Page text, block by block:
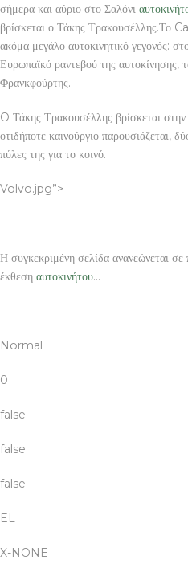
σήμερα και αύριο στο Σαλόνι
βρίσκεται ο Τάκης Τρακουσέλλης.Το
ακόμα μεγάλο αυτοκινητικό γεγονός:
Ευρωπαϊκό ραντεβού της αυτοκίνησης,
Φρανκφούρτης.
O Τάκης Τρακουσέλλης βρίσκεται
οτιδήποτε καινούργιο παρουσιάζεται,
πύλες της για το κοινό.
Volvo.jpg”>
Η συγκεκριμένη σελίδα ανανεώνεται
έκθεση αυτοκινήτου…
Normal
0
false
false
false
EL
X-NONE